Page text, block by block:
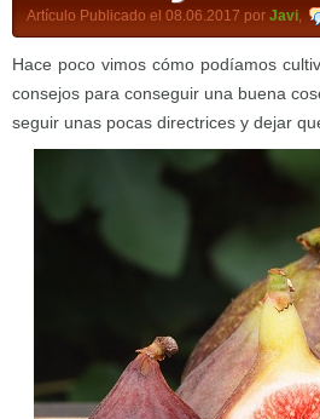
Artículo Publicado el 08.06.2017 por Javi,
Hace poco vimos cómo podíamos
consejos para conseguir una buena
seguir unas pocas directrices y dejar